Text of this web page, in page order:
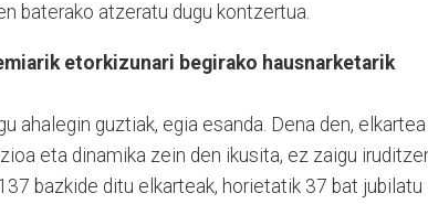
baterako atzeratu dugu kontzertua.
etorkizunari begirako hausnarketarik
ahalegin guztiak, egia esanda. Dena den, elkartea
eta dinamika zein den ikusita, ez zaigu
bazkide ditu elkarteak, horietatik 37 bat jubilatu